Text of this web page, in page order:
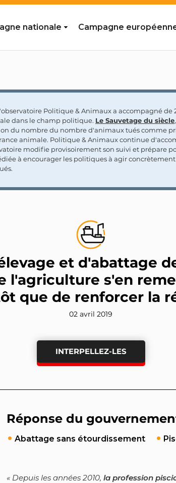
nationale Campagne
Politique & Animaux a accompagné de
dans le champ politique. Le Sauvetage du siècle
du nombre du nombre d'animaux tués comme
animale. Politique & Animaux continue
modifie provisoirement son suivi et prépare
à encourager les politiques à agir
et d'abattage
l'agriculture s'en
que de renforcer la
02 avril 2019
INTERPELLEZ-LES
Réponse du
Abattage sans étourdissement
Depuis les années 2010, la profession